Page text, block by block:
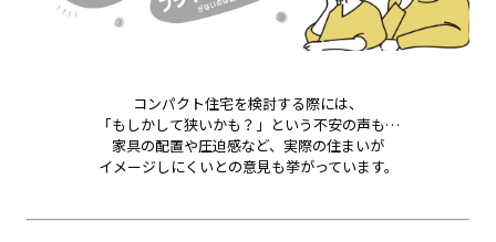
コンパクト住宅を検討する際には、
「もしかして狭いかも？」という不安の声も…
家具の配置や圧迫感など、実際の住まいが
イメージしにくいとの意見も挙がっています。